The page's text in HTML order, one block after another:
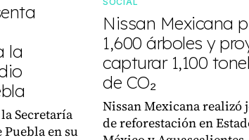
la
Secretaría
en su
Nissan Mexicana
1,600 árboles y
capturar 1,100
de CO₂
Nissan Mexicana realizó
de reforestación en